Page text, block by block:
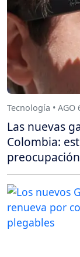
Tecnología • AGO
Las nuevas
Colombia:
preocupación